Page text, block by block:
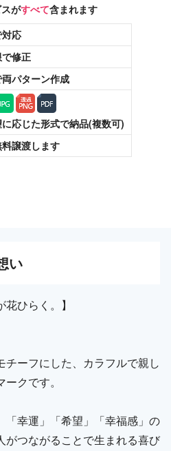
がすべて含まれます
応
で修正
パターン作成
応じた形式で納品(複数可)
譲渡します
い
ひらく。】
チーフにした、カラフルで親し
クです。
「幸運」「希望」「幸福感」の
がつながることで生まれる喜び